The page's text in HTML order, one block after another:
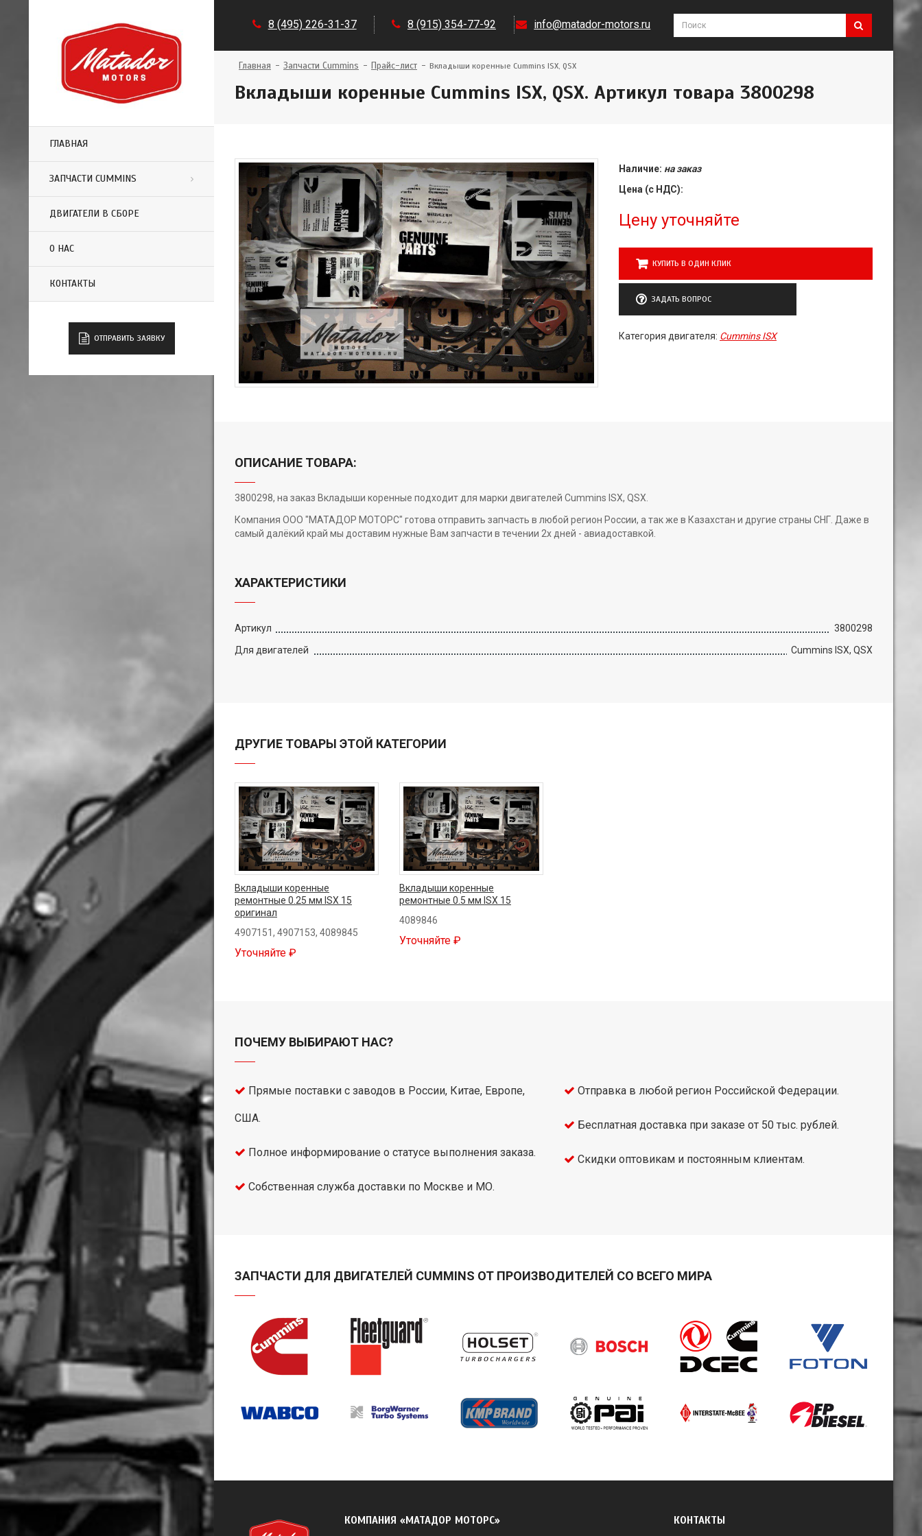
ГЛАВНАЯ
ЗАПЧАСТИ CUMMINS
ДВИГАТЕЛИ В СБОРЕ
О НАС
КОНТАКТЫ
ОТПРАВИТЬ ЗАЯВКУ
8 (495) 226-31-37 8 (915) 354-77-92 info@matador-motors.ru
Главная Запчасти Cummins Прайс-лист Вкладыши коренные Cummins ISX, QSX
Вкладыши коренные Cummins ISX, QSX. Артикул товара 3800298
Наличие: на заказ
Цена (с НДС):
Цену уточняйте
КУПИТЬ В ОДИН КЛИК
ЗАДАТЬ ВОПРОС
Категория двигателя: Cummins ISX
ОПИСАНИЕ ТОВАРА:
3800298, на заказ Вкладыши коренные подходит для марки двигателей Cummins ISX, QSX.
Компания ООО "МАТАДОР МОТОРС" готова отправить запчасть в любой регион России, а так же в Казахстан и другие страны СНГ. Даже в
самый далёкий край мы доставим нужные Вам запчасти в течении 2х дней - авиадоставкой.
ХАРАКТЕРИСТИКИ
Артикул
3800298
Для двигателей
Cummins ISX, QSX
ДРУГИЕ ТОВАРЫ ЭТОЙ КАТЕГОРИИ
Вкладыши коренные
ремонтные 0.25 мм ISX 15
оригинал
4907151, 4907153, 4089845
Уточняйте ₽
Вкладыши коренные
ремонтные 0.5 мм ISX 15
4089846
Уточняйте ₽
ПОЧЕМУ ВЫБИРАЮТ НАС?
Прямые поставки с заводов в России, Китае, Европе,
США.
Полное информирование о статусе выполнения заказа.
Собственная служба доставки по Москве и МО.
Отправка в любой регион Российской Федерации.
Бесплатная доставка при заказе от 50 тыс. рублей.
Скидки оптовикам и постоянным клиентам.
ЗАПЧАСТИ ДЛЯ ДВИГАТЕЛЕЙ CUMMINS ОТ ПРОИЗВОДИТЕЛЕЙ СО ВСЕГО МИРА
КОМПАНИЯ «МАТАДОР МОТОРС» КОНТАКТЫ